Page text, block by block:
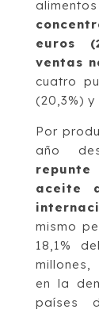
euros
ventas
cuatro
(20,3%) y
Por
año
aceite
mismo
18,1%
en la
países